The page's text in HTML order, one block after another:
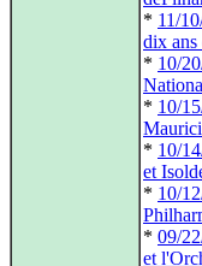
* 11/
dix
* 10/
* 10/
* 10/
et
* 10/
* 09/
et